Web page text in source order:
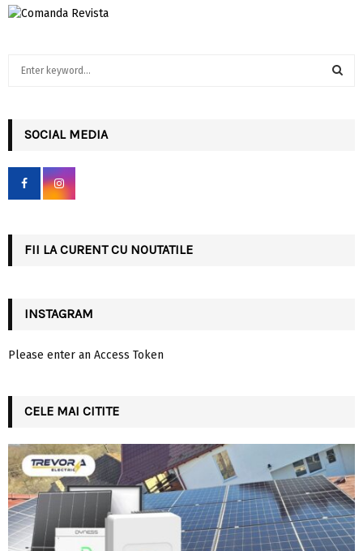
h
f
r
SOCIAL MEDIA
FII LA CURENT CU NOUTATILE
INSTAGRAM
Please enter an Access Token
CELE MAI CITITE